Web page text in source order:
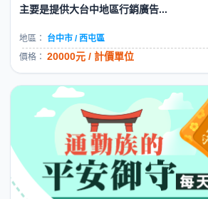
主要是提供大台中地區行銷廣告...
地區：
台中市 / 西屯區
價格： 20000元 / 計價單位